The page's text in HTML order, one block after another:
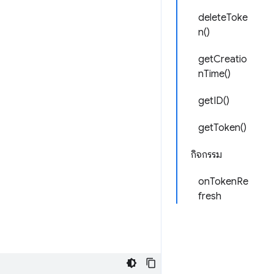
deleteToke
n()
getCreatio
nTime()
getID()
getToken()
กิจกรรม
onTokenRe
fresh